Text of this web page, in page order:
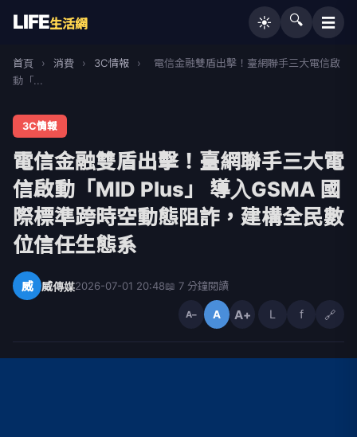
LIFE生活網 ☀️ 🔍 ☰
首頁 › 消費 › 3C情報 ›
電信金融雙盾出擊！臺網聯手三大電信啟
動「...
3C情報
電信金融雙盾出擊！臺網聯手三大電
信啟動「MID Plus」 導入GSMA 國
際標準跨時空動態阻詐，建構全民數
位信任生態系
威 威傳媒2026-07-01 20:48📖 7 分鐘閱讀
A− A A+ L f 🔗